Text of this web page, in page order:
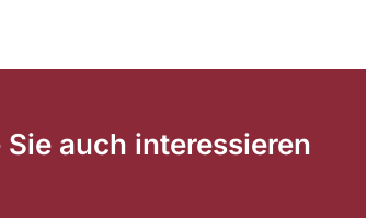
auch interessieren